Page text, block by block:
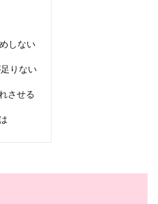
しない
りない
させる